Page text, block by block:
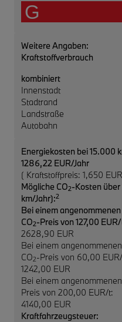
G
Weitere Angaben:
Kraftstoffverbrauch
kombiniert
Innenstadt
Stadtrand
Landstraße
Autobahn
Energiekosten bei 15.000
1286,22 EUR/Jahr
( Kraftstoffpreis: 1,650
Mögliche CO2-Kosten über
km/Jahr):2
Bei einem
CO2-Preis von 127,00
2628,90 EUR
Bei einem
CO2-Preis von 60,00
1242,00 EUR
Bei einem
Preis von 200,00 EUR/t:
4140,00 EUR
Kraftfahrzeugsteuer: